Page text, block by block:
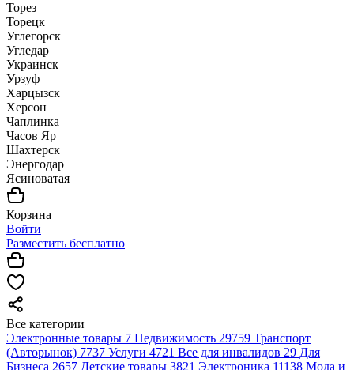
Торез
Торецк
Углегорск
Угледар
Украинск
Урзуф
Харцызск
Херсон
Чаплинка
Часов Яр
Шахтерск
Энергодар
Ясиноватая
Корзина
Войти
Разместить бесплатно
Все категории
Электронные товары 7 Недвижимость 29759 Транспорт
(Авторынок) 7737 Услуги 4721 Все для инвалидов 29 Для
Бизнеса 2657 Детские товары 3821 Электроника 11138 Мода и